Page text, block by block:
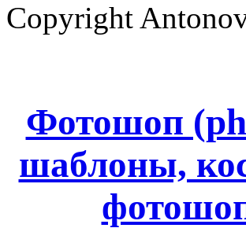
Copyright
Фотошоп
шаблоны,